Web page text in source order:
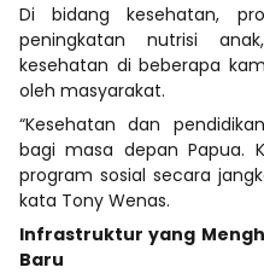
Di bidang kesehatan,
peningkatan nutrisi
kesehatan di beberapa
oleh masyarakat.
“Kesehatan dan
bagi masa depan Papua.
program sosial secara
kata Tony Wenas.
Infrastruktur yang
Baru